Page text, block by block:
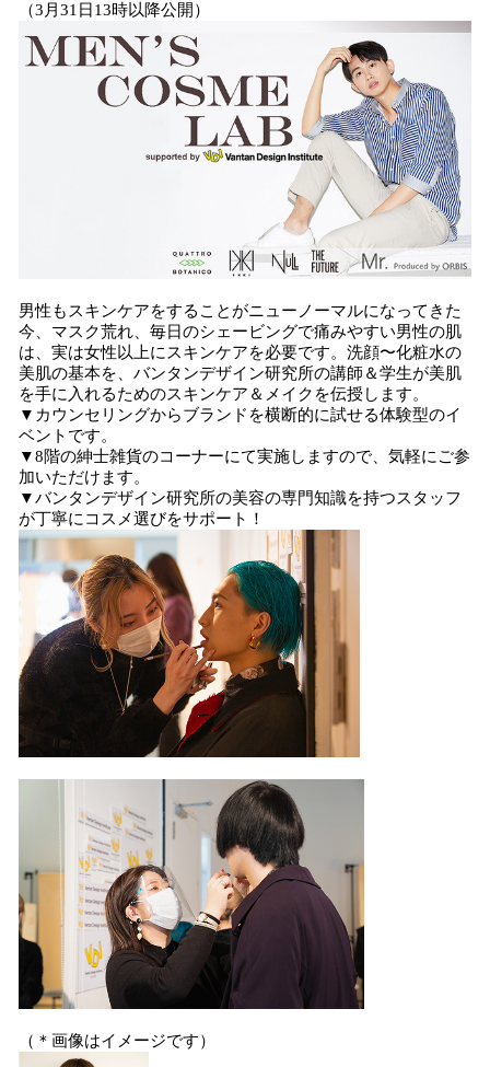
（3月31日13時以降公開）
男性もスキンケアをすることがニューノーマルになってきた
今、マスク荒れ、毎日のシェービングで痛みやすい男性の肌
は、実は女性以上にスキンケアを必要です。洗顔〜化粧水の
美肌の基本を、バンタンデザイン研究所の講師＆学生が美肌
を手に入れるためのスキンケア＆メイクを伝授します。
▼カウンセリングからブランドを横断的に試せる体験型のイ
ベントです。
▼8階の紳士雑貨のコーナーにて実施しますので、気軽にご参
加いただけます。
▼バンタンデザイン研究所の美容の専門知識を持つスタッフ
が丁寧にコスメ選びをサポート！
（＊画像はイメージです）